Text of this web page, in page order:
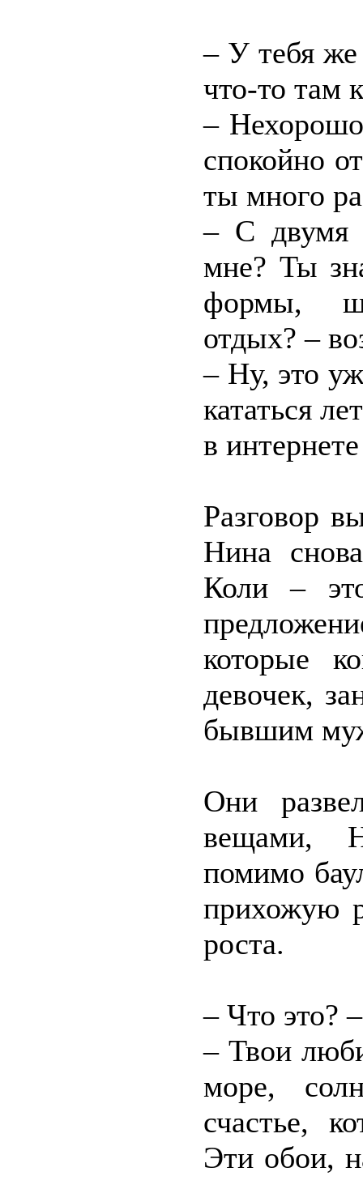
– У тебя же
что-то там
–
спокойно
ты много
– С двумя
мне? Ты
формы,
отдых? –
– Ну, это
кататься
в
Разговор
Нина
Коли –
которые
девочек,
бывшим
Они
вещами,
помимо
прихожую
роста.
– Что это?
– Твои
море,
счастье,
Эти обои,